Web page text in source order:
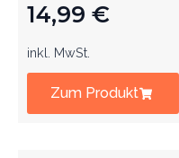
14,99 €
inkl. MwSt.
Zum Produkt